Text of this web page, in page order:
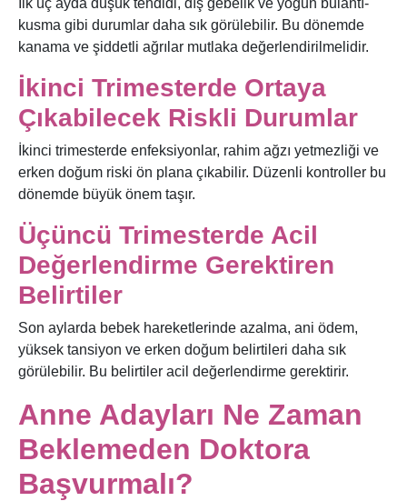
kusma gibi durumlar daha sık görülebilir. Bu dönemde
kanama ve şiddetli ağrılar mutlaka değerlendirilmelidir.
İkinci Trimesterde Ortaya
Çıkabilecek Riskli Durumlar
İkinci trimesterde enfeksiyonlar, rahim ağzı yetmezliği ve
erken doğum riski ön plana çıkabilir. Düzenli kontroller bu
dönemde büyük önem taşır.
Üçüncü Trimesterde Acil
Değerlendirme Gerektiren
Belirtiler
Son aylarda bebek hareketlerinde azalma, ani ödem,
yüksek tansiyon ve erken doğum belirtileri daha sık
görülebilir. Bu belirtiler acil değerlendirme gerektirir.
Anne Adayları Ne Zaman
Beklemeden Doktora
Başvurmalı?